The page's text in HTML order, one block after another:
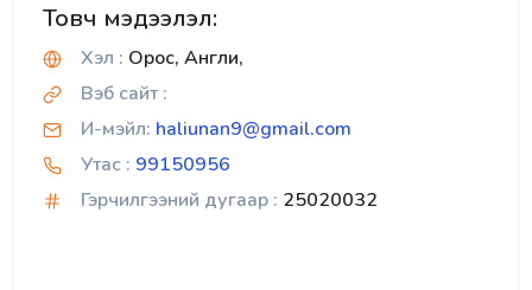
Товч мэдээлэл:
Хэл : Орос, Англи,
Вэб сайт :
И-мэйл: haliunan9@gmail.com
Утас : 99150956
Гэрчилгээний дугаар : 25020032